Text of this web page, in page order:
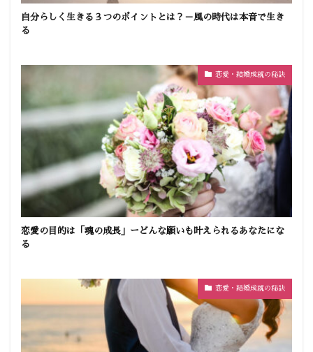
自分らしく生きる３つのポイントとは？－風の時代は本音で生き
る
恋愛・結婚成就の秘訣
恋愛の目的は「魂の成長」ーどんな願いも叶えられるあなたにな
る
恋愛・結婚成就の秘訣